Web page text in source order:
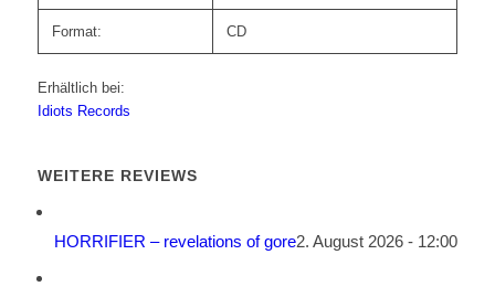
Format: CD
Erhältlich bei:
Idiots Records
WEITERE REVIEWS
HORRIFIER – revelations of gore2. August 2026 - 12:00